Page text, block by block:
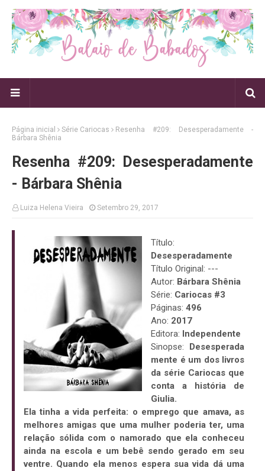
Página inicial Série Cariocas
Resenha #209: Desesperadamente -
Bárbara Shênia
Resenha #209: Desesperadamente
- Bárbara Shênia
Luiza Helena Vieira Setembro 29, 2017
Título:
Desesperadamente
Título Original: ---
Autor: Bárbara Shênia
Série: Cariocas #3
Páginas: 496
Ano: 2017
Editora: Independente
Sinopse:
Desesperada
mente é um dos livros
da série Cariocas que
conta a história de
Giulia.
Ela tinha a vida perfeita: o emprego que amava, as
melhores amigas que uma mulher poderia ter, uma
relação sólida com o namorado que ela conheceu
ainda na escola e um bebê sendo gerado em seu
ventre. Quando ela menos espera sua vida dá uma